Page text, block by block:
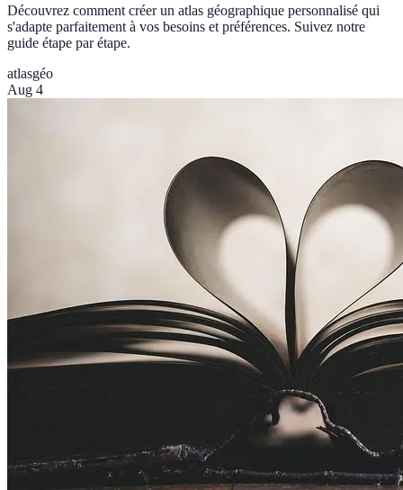
Découvrez comment créer un atlas géographique personnalisé qui
s'adapte parfaitement à vos besoins et préférences. Suivez notre
guide étape par étape.
atlasgéo
Aug 4